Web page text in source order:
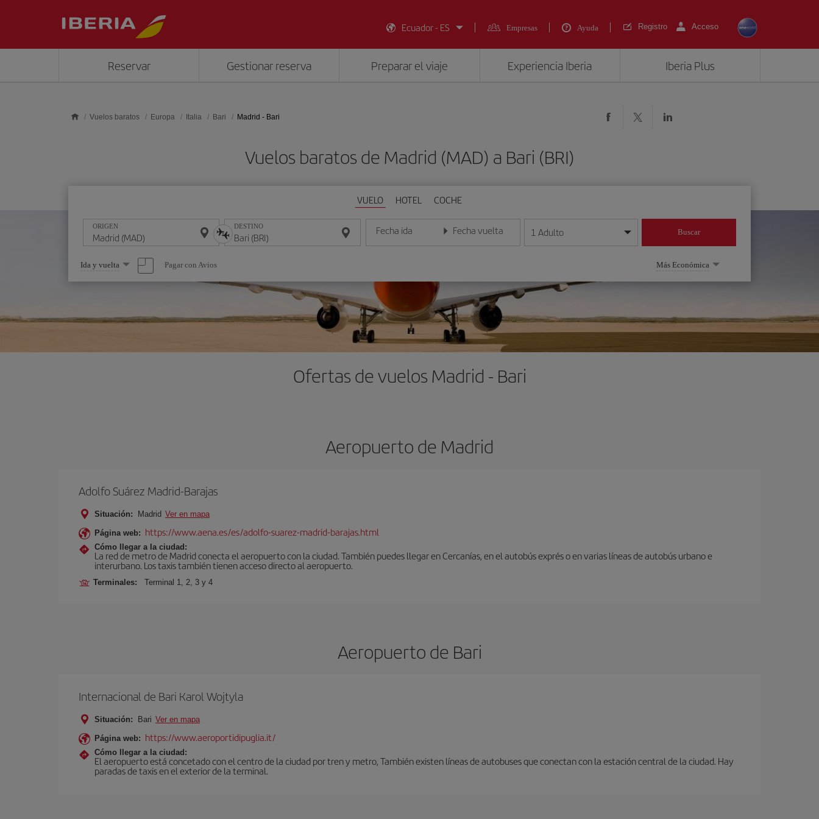
Ecuador - ES
Empresas Ayuda Registro Acceso
Reservar Gestionar reserva Preparar el viaje Experiencia Iberia Iberia Plus
Vuelos baratos Europa Italia Bari Madrid - Bari
Vuelos baratos de Madrid (MAD) a Bari (BRI)
VUELO HOTEL COCHE
ORIGEN DESTINO Fecha ida
Introduce la fecha en formato día/mes/año
Fecha vuelta
Introduce la fecha en formato día/mes/año
1 Adulto Buscar
Seleccione
una
opción
Ida y vuelta Pagar con Avios Más Económica
Ofertas de vuelos Madrid - Bari
Aeropuerto de Madrid
Adolfo Suárez Madrid-Barajas
Situación: Madrid Ver en mapa
Página web: https://www.aena.es/es/adolfo-suarez-madrid-barajas.html
Cómo llegar a la ciudad:
La red de metro de Madrid conecta el aeropuerto con la ciudad. También puedes llegar en Cercanías, en el autobús exprés o en varias líneas de autobús urbano e
interurbano. Los taxis también tienen acceso directo al aeropuerto.
Terminales: Terminal 1, 2, 3 y 4
Aeropuerto de Bari
Internacional de Bari Karol Wojtyla
Situación: Bari Ver en mapa
Página web: https://www.aeroportidipuglia.it/
Cómo llegar a la ciudad:
El aeropuerto está concetado con el centro de la ciudad por tren y metro, También existen líneas de autobuses que conectan con la estación central de la ciudad. Hay
paradas de taxis en el exterior de la terminal.